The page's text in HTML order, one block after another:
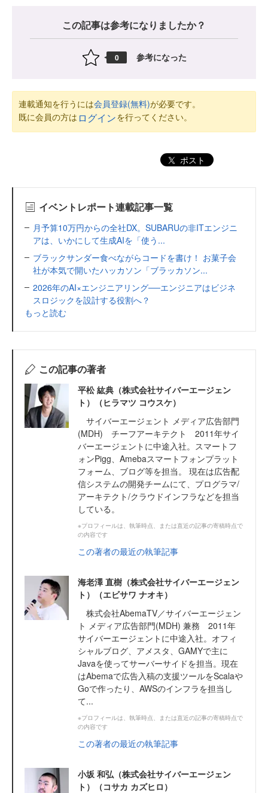
この記事は参考になりましたか？
0 参考になった
連載通知を行うには会員登録(無料)が必要です。
既に会員の方は ログインを行ってください。
ポスト
イベントレポート連載記事一覧
月予算10万円からの全社DX。SUBARUの非ITエンジニ
アは、いかにして生成AIを「使う...
ブラックサンダー食べながらコードを書け！ お菓子会
社が本気で開いたハッカソン「ブラッカソン...
2026年のAI×エンジニアリング──エンジニアはビジネ
スロジックを設計する役割へ？
もっと読む
この記事の著者
平松 紘典（株式会社サイバーエージェン
ト）（ヒラマツ コウスケ）
サイバーエージェント メディア広告部門
(MDH) チーフアーキテクト 2011年サイ
バーエージェントに中途入社。スマートフ
ォンPigg、Amebaスマートフォンプラット
フォーム、ブログ等を担当。 現在は広告配
信システムの開発チームにて、プログラマ/
アーキテクト/クラウドインフラなどを担当
している。
※プロフィールは、執筆時点、または直近の記事の寄稿時点で
の内容です
この著者の最近の執筆記事
海老澤 直樹（株式会社サイバーエージェン
ト）（エビサワ ナオキ）
株式会社AbemaTV／サイバーエージェン
ト メディア広告部門(MDH) 兼務 2011年
サイバーエージェントに中途入社。オフィ
シャルブログ、アメスタ、GAMYで主に
Javaを使ってサーバーサイドを担当。現在
はAbemaで広告入稿の支援ツールをScalaや
Goで作ったり、AWSのインフラを担当し
て...
※プロフィールは、執筆時点、または直近の記事の寄稿時点で
の内容です
この著者の最近の執筆記事
小坂 和弘（株式会社サイバーエージェン
ト）（コサカ カズヒロ）